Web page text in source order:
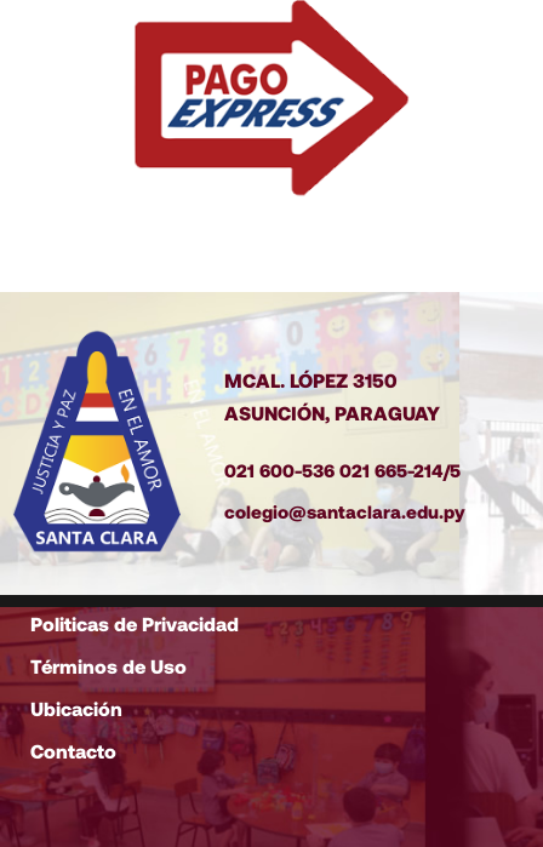
MCAL. LÓPEZ 3150
ASUNCIÓN, PARAGUAY
021 600-536 021 665-214/5
colegio@santaclara.edu.py
Politicas de Privacidad
Términos de Uso
Ubicación
Contacto